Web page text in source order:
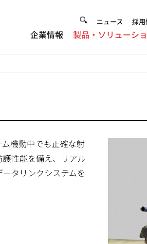
Header
ニュース 採
企業情報 製品・ソリューシ
機動中でも正確な射
性能を備え、リアル
タリンクシステムを